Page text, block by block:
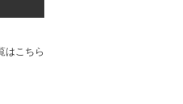
はこちら